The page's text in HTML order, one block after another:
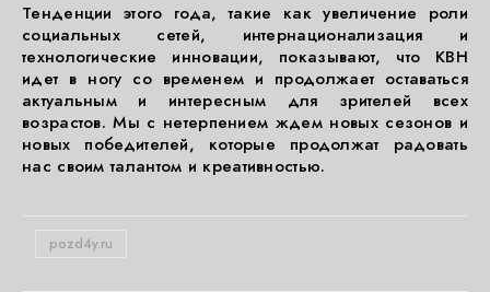
Тенденции этого года, такие как увеличение роли
социальных сетей, интернационализация и
технологические инновации, показывают, что КВН
идет в ногу со временем и продолжает оставаться
актуальным и интересным для зрителей всех
возрастов. Мы с нетерпением ждем новых сезонов и
новых победителей, которые продолжат радовать
нас своим талантом и креативностью.
pozd4y.ru